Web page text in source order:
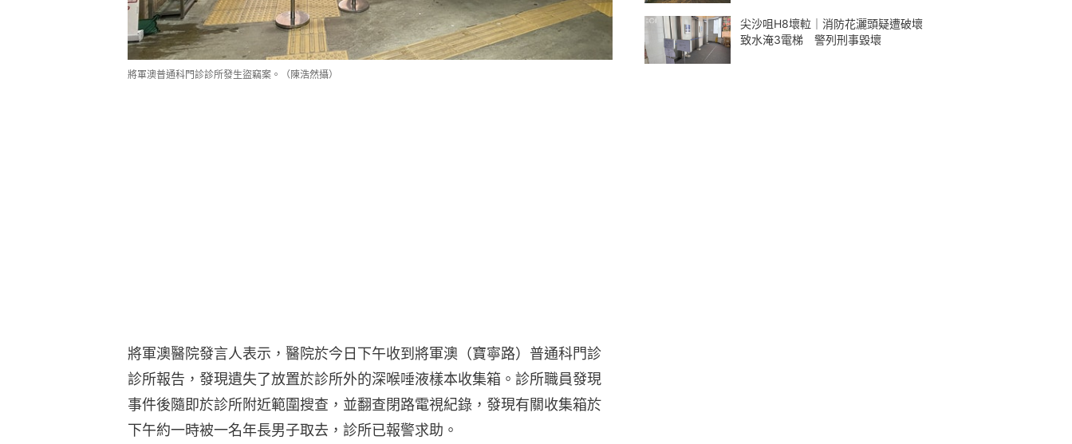
將軍澳普通科門診診所發生盜竊案。（陳浩然攝）
將軍澳醫院發言人表示，醫院於今日下午收到將軍澳（寶寧路）普通科門診
診所報告，發現遺失了放置於診所外的深喉唾液樣本收集箱。診所職員發現
事件後隨即於診所附近範圍搜查，並翻查閉路電視紀錄，發現有關收集箱於
下午約一時被一名年長男子取去，診所已報警求助。
尖沙咀H8壞𨋢｜消防花灑頭疑遭破壞
致水淹3電梯 警列刑事毀壞